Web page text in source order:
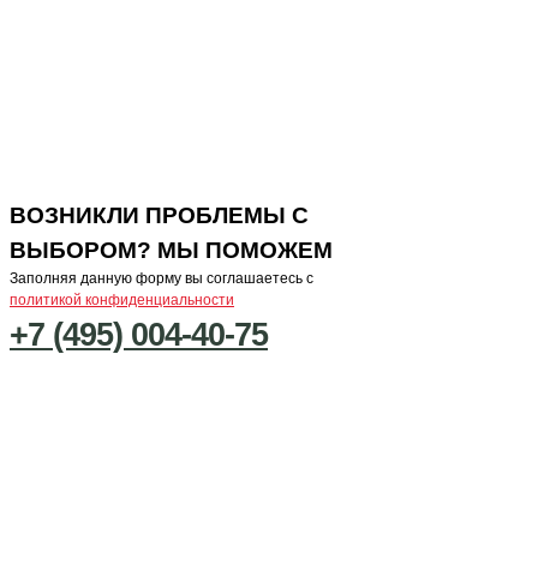
ВОЗНИКЛИ ПРОБЛЕМЫ С
ВЫБОРОМ? МЫ ПОМОЖЕМ
Заполняя данную форму вы соглашаетесь с
политикой конфиденциальности
+7 (495) 004-40-75